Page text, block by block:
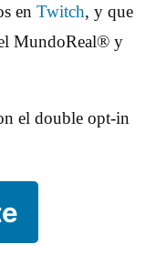
en Twitch, y que
MundoReal® y
el double opt-in